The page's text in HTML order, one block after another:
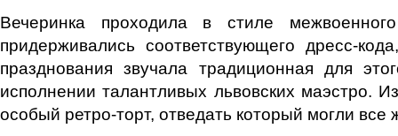
Вечеринка проходила в стиле
придерживались соответствующего дресс-
празднования звучала традиционная для
исполнении талантливых львовских маэстро.
особый ретро-торт, отведать который могли